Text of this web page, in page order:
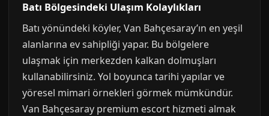
Batı Bölgesindeki Ulaşım Kolaylıkları
Batı yönündeki köyler, Van Bahçesaray’ın en yeşil
alanlarına ev sahipliği yapar. Bu bölgelere
ulaşmak için merkezden kalkan dolmuşları
kullanabilirsiniz. Yol boyunca tarihi yapılar ve
yöresel mimari örnekleri görmek mümkündür.
Van Bahçesaray premium escort hizmeti almak